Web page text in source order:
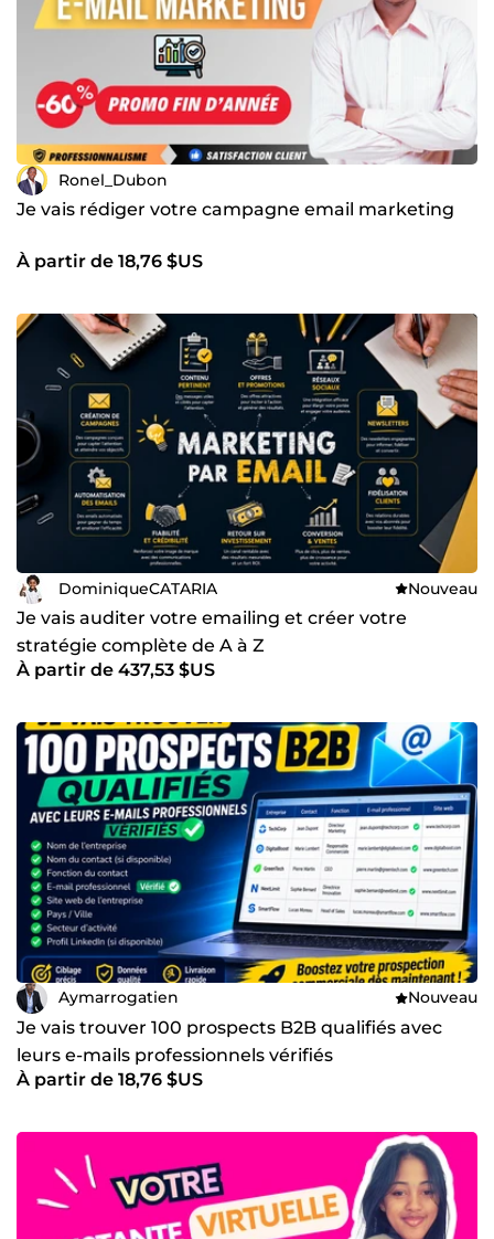
Ronel_Dubon
Je vais rédiger votre campagne email marketing
À partir de 18,76 $US
DominiqueCATARIA Nouveau
Je vais auditer votre emailing et créer votre
stratégie complète de A à Z
À partir de 437,53 $US
Aymarrogatien Nouveau
Je vais trouver 100 prospects B2B qualifiés avec
leurs e-mails professionnels vérifiés
À partir de 18,76 $US